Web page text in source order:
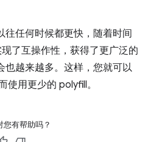
任何时候都更快，随着时间
了互操作性，获得了更广泛的
也越来越多。这样，您就可以
使用更少的 polyfill。
您有帮助吗？